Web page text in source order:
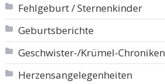
Fehlgeburt / Sternenkinder
Geburtsberichte
Geschwister-/Krümel-Chroniken
Herzensangelegenheiten